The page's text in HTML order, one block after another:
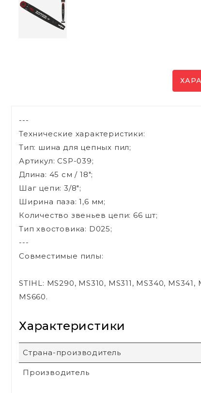
---
Технические характеристики:
Тип: шина для цепных пил;
Артикул: CSP-039;
Длина: 45 см / 18";
Шаг цепи: 3/8";
Ширина паза: 1,6 мм;
Количество звеньев цепи: 66 шт;
Тип хвостовика: D025;
---
Совместимые пилы:
STIHL: MS290, MS310, MS311, MS340,
MS660.
Характеристики
Страна-производитель
Производитель